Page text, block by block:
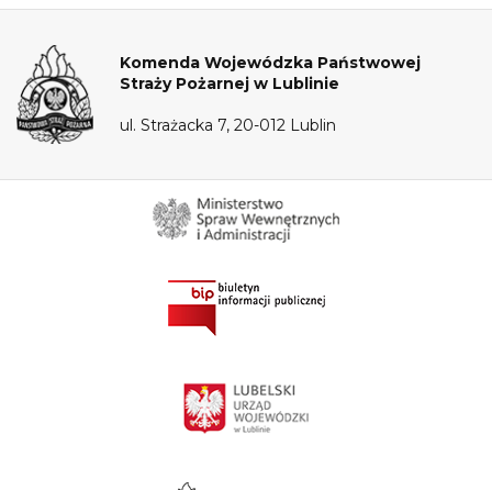
Komenda Wojewódzka Państwowej
Straży Pożarnej w Lublinie
ul. Strażacka 7, 20-012 Lublin